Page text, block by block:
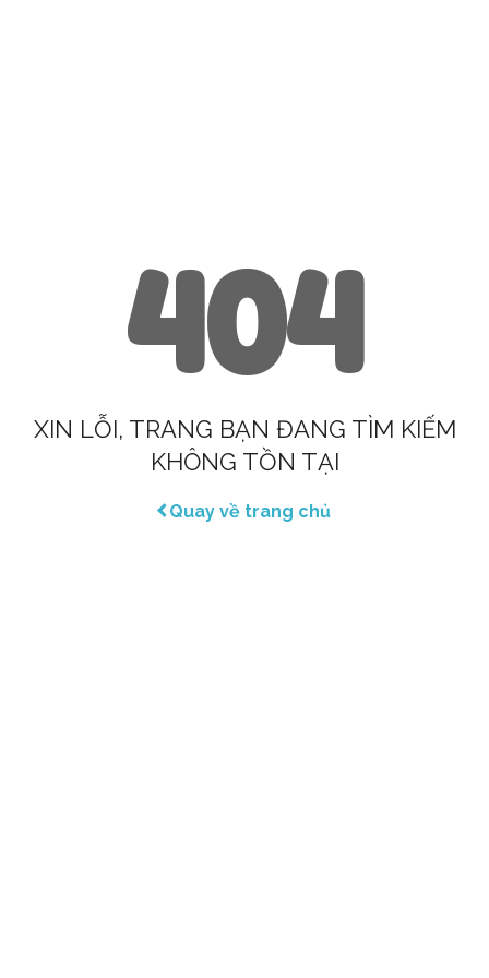
404
XIN LỖI, TRANG BẠN ĐANG TÌM KIẾM
KHÔNG TỒN TẠI
Quay về trang chủ